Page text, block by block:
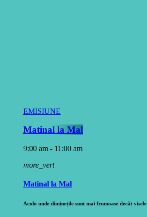
EMISIUNE
Matinal la Mal
9:00 am - 11:00 am
more_vert
Matinal la Mal
Acolo unde diminețile sunt mai frumoase decât visele